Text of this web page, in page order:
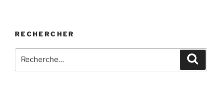
RECHERCHER
pour